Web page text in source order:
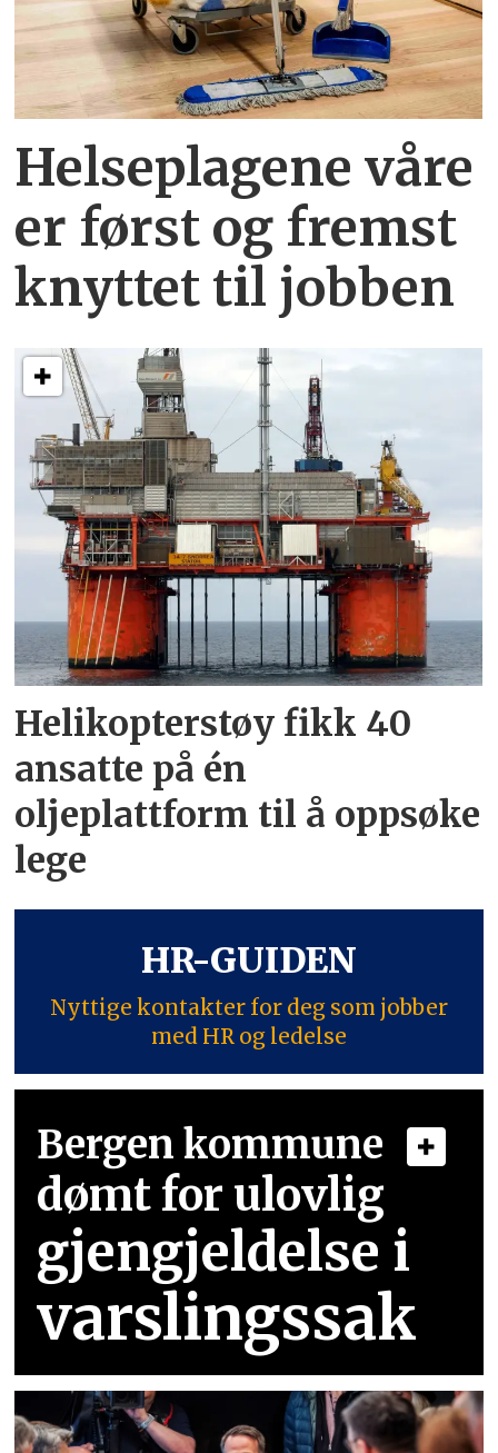
Helseplagene våre
er først og fremst
knyttet til jobben
Helikopterstøy fikk 40
ansatte på én
oljeplattform til å oppsøke
lege
HR-GUIDEN
Nyttige kontakter for deg som jobber
med HR og ledelse
Bergen kommune
dømt for ulovlig
gjengjeldelse i
varslingssak